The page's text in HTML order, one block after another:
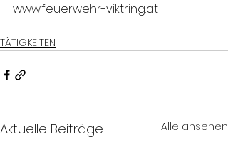
www.feuerwehr-viktring.at |
TÄTIGKEITEN
Aktuelle Beiträge Alle ansehen